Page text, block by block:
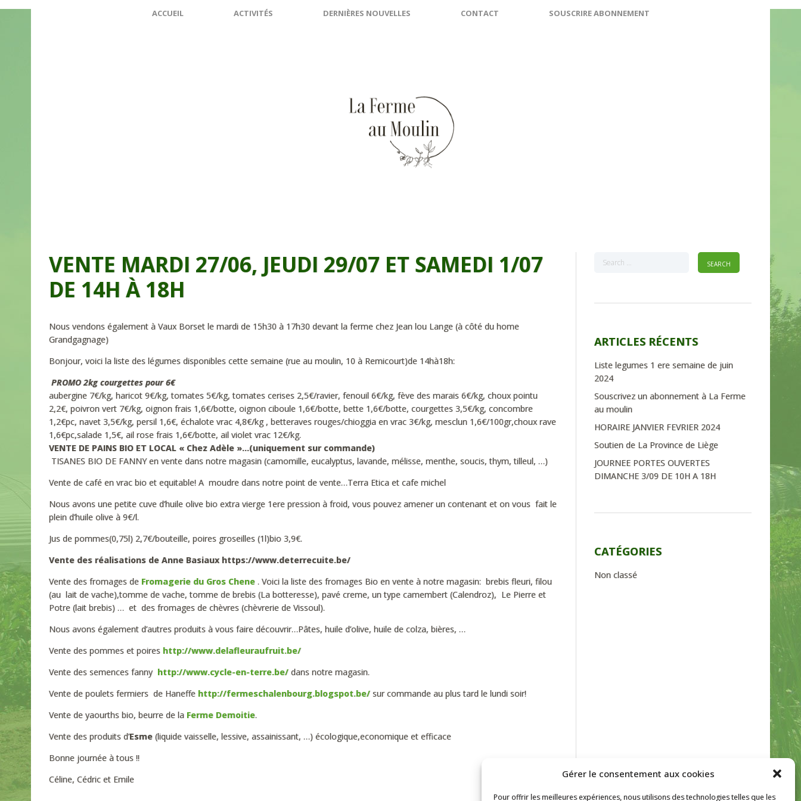
Gérer le consentement aux cookies
Pour offrir les meilleures expériences, nous utilisons des technologies telles que les
ACCUEIL ACTIVITÉS DERNIÈRES NOUVELLES CONTACT SOUSCRIRE ABONNEMENT
VENTE MARDI 27/06, JEUDI 29/07 ET SAMEDI 1/07
DE 14H À 18H
Nous vendons également à Vaux Borset le mardi de 15h30 à 17h30 devant la ferme chez Jean lou Lange (à côté du home
Grandgagnage)
Bonjour, voici la liste des légumes disponibles cette semaine (rue au moulin, 10 à Remicourt)de 14hà18h:
PROMO 2kg courgettes pour 6€
aubergine 7€/kg, haricot 9€/kg, tomates 5€/kg, tomates cerises 2,5€/ravier, fenouil 6€/kg, fève des marais 6€/kg, choux pointu
2,2€, poivron vert 7€/kg, oignon frais 1,6€/botte, oignon ciboule 1,6€/botte, bette 1,6€/botte, courgettes 3,5€/kg, concombre
1,2€pc, navet 3,5€/kg, persil 1,6€, échalote vrac 4,8€/kg , betteraves rouges/chioggia en vrac 3€/kg, mesclun 1,6€/100gr,choux rave
1,6€pc,salade 1,5€, ail rose frais 1,6€/botte, ail violet vrac 12€/kg.
VENTE DE PAINS BIO ET LOCAL « Chez Adèle »…(uniquement sur commande)
TISANES BIO DE FANNY en vente dans notre magasin (camomille, eucalyptus, lavande, mélisse, menthe, soucis, thym, tilleul, …)
Vente de café en vrac bio et equitable! A moudre dans notre point de vente…Terra Etica et cafe michel
Nous avons une petite cuve d’huile olive bio extra vierge 1ere pression à froid, vous pouvez amener un contenant et on vous fait le
plein d’huile olive à 9€/l.
Jus de pommes(0,75l) 2,7€/bouteille, poires groseilles (1l)bio 3,9€.
Vente des réalisations de Anne Basiaux https://www.deterrecuite.be/
Vente des fromages de Fromagerie du Gros Chene . Voici la liste des fromages Bio en vente à notre magasin: brebis fleuri, filou
(au lait de vache),tomme de vache, tomme de brebis (La botteresse), pavé creme, un type camembert (Calendroz), Le Pierre et
Potre (lait brebis) … et des fromages de chèvres (chèvrerie de Vissoul).
Nous avons également d’autres produits à vous faire découvrir…Pâtes, huile d’olive, huile de colza, bières, …
Vente des pommes et poires http://www.delafleuraufruit.be/
Vente des semences fanny http://www.cycle-en-terre.be/ dans notre magasin.
Vente de poulets fermiers de Haneffe http://fermeschalenbourg.blogspot.be/ sur commande au plus tard le lundi soir!
Vente de yaourths bio, beurre de la Ferme Demoitie.
Vente des produits d’Esme (liquide vaisselle, lessive, assainissant, …) écologique,economique et efficace
Bonne journée à tous !!
Céline, Cédric et Emile
ARTICLES RÉCENTS
Liste legumes 1 ere semaine de juin
2024
Souscrivez un abonnement à La Ferme
au moulin
HORAIRE JANVIER FEVRIER 2024
Soutien de La Province de Liège
JOURNEE PORTES OUVERTES
DIMANCHE 3/09 DE 10H A 18H
CATÉGORIES
Non classé